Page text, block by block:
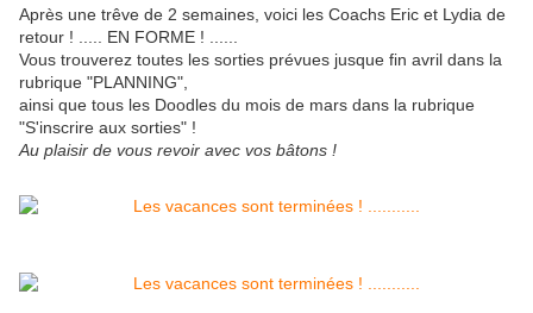
Après une trêve de 2 semaines, voici les Coachs Eric et Lydia de
retour ! ..... EN FORME ! ......
Vous trouverez toutes les sorties prévues jusque fin avril dans la
rubrique "PLANNING",
ainsi que tous les Doodles du mois de mars dans la rubrique
"S'inscrire aux sorties" !
Au plaisir de vous revoir avec vos bâtons !